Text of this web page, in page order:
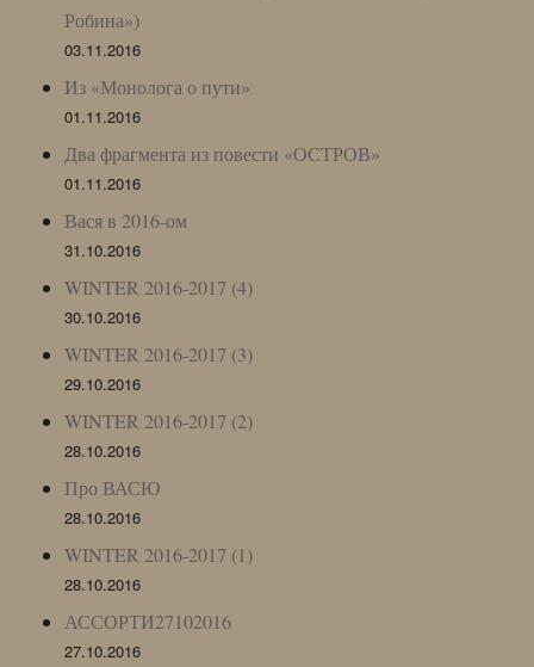
Робина»)
03.11.2016
Из «Монолога о пути»
01.11.2016
Два фрагмента из повести «ОСТРОВ»
01.11.2016
Вася в 2016-ом
31.10.2016
WINTER 2016-2017 (4)
30.10.2016
WINTER 2016-2017 (3)
29.10.2016
WINTER 2016-2017 (2)
28.10.2016
Про ВАСЮ
28.10.2016
WINTER 2016-2017 (1)
28.10.2016
АССОРТИ27102016
27.10.2016